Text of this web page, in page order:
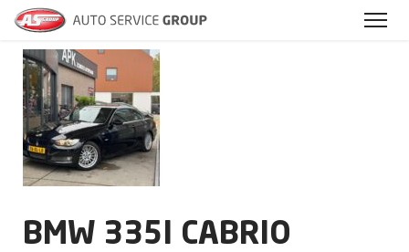
Archieven
BMW 335I CABRIO